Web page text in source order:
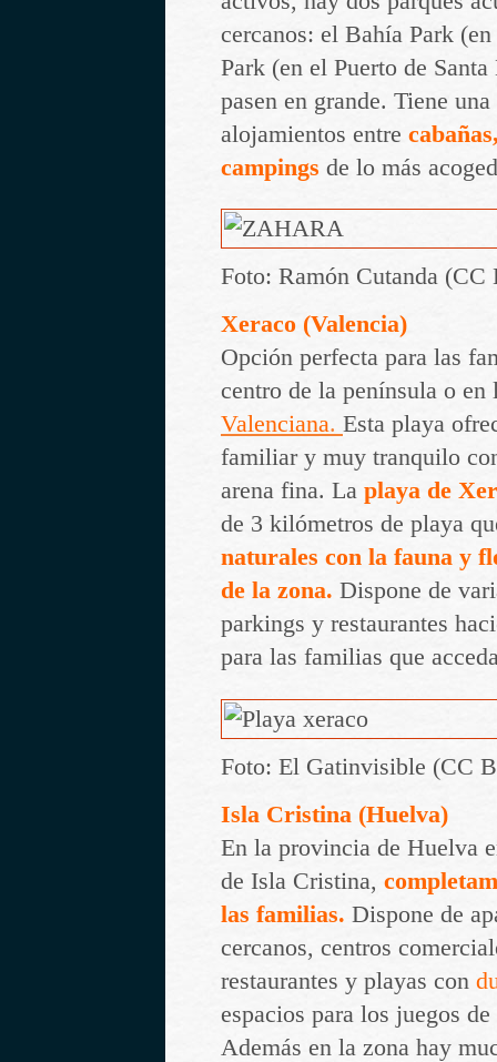
cercanos: el Bahía Park
Park (en el Puerto de
pasen en grande. Tiene
alojamientos entre
campings de lo más
Foto: Ramón Cutanda (CC
Xeraco (Valencia)
Opción perfecta para las
centro de la península o en
Valenciana. Esta playa
familiar y muy tranquilo
arena fina. La playa de
de 3 kilómetros de playa
naturales con la fauna y
de la zona. Dispone de
parkings y restaurantes
para las familias que
Foto: El Gatinvisible (CC
Isla Cristina (Huelva)
En la provincia de Huelva
de Isla Cristina,
las familias. Dispone de
cercanos, centros
restaurantes y playas con
espacios para los juegos
Además en la zona hay